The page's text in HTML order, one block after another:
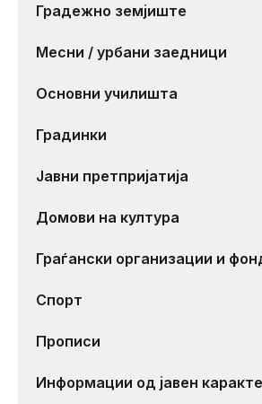
Градежно земјиште
Месни / урбани заедници
Основни училишта
Градинки
Јавни претпријатија
Домови на култура
Граѓански организации и
Спорт
Прописи
Информации од јавен